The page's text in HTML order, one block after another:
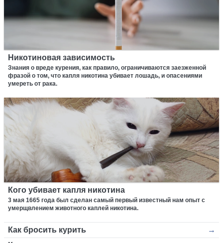
Никотиновая зависимость
Знания о вреде курения, как правило, ограничиваются заезженной
фразой о том, что капля никотина убивает лошадь, и опасениями
умереть от рака.
Кого убивает капля никотина
3 мая 1665 года был сделан самый первый известный нам опыт с
умерщвлением животного каплей никотина.
Как бросить курить